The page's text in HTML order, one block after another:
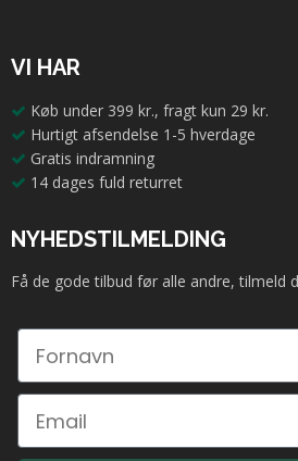
VI HAR
Køb under 399 kr., fragt kun 29 kr.
Hurtigt afsendelse 1-5 hverdage
Gratis indramning
14 dages fuld returret
NYHEDSTILMELDING
Få de gode tilbud før alle andre, tilmeld